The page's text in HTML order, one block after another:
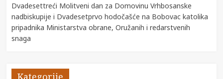
Dvadesettreći Molitveni dan za Domovinu Vrhbosanske
nadbiskupije i Dvadesetprvo hodočašće na Bobovac katolika
pripadnika Ministarstva obrane, Oružanih i redarstvenih
snaga
Kategorije